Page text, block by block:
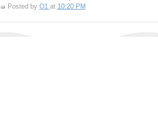
Posted by O1 at 10:20 PM